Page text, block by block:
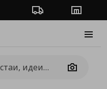
Проследяване на
Camera